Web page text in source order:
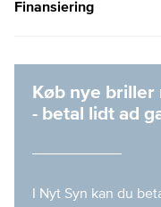
Finansiering
Køb nye briller
- betal lidt ad
I Nyt Syn kan du